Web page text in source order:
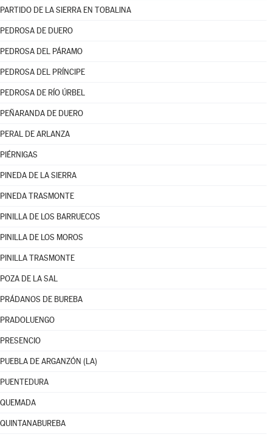
PARTIDO DE LA SIERRA EN TOBALINA
PEDROSA DE DUERO
PEDROSA DEL PÁRAMO
PEDROSA DEL PRÍNCIPE
PEDROSA DE RÍO ÚRBEL
PEÑARANDA DE DUERO
PERAL DE ARLANZA
PIÉRNIGAS
PINEDA DE LA SIERRA
PINEDA TRASMONTE
PINILLA DE LOS BARRUECOS
PINILLA DE LOS MOROS
PINILLA TRASMONTE
POZA DE LA SAL
PRÁDANOS DE BUREBA
PRADOLUENGO
PRESENCIO
PUEBLA DE ARGANZÓN (LA)
PUENTEDURA
QUEMADA
QUINTANABUREBA